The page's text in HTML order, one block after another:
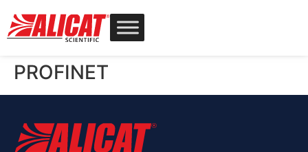
PROFINET